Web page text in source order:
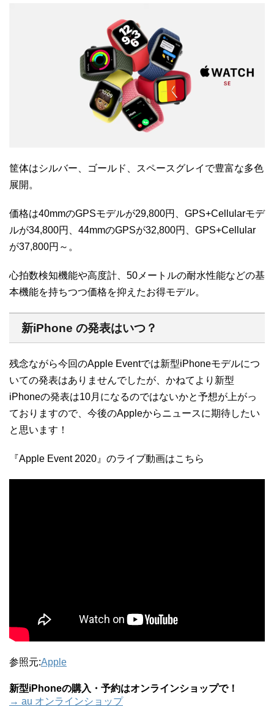
筐体はシルバー、ゴールド、スペースグレイで豊富な多色
展開。
価格は40mmのGPSモデルが29,800円、GPS+Cellularモデ
ルが34,800円、44mmのGPSが32,800円、GPS+Cellular
が37,800円～。
心拍数検知機能や高度計、50メートルの耐水性能などの基
本機能を持ちつつ価格を抑えたお得モデル。
新iPhone の発表はいつ？
残念ながら今回のApple Eventでは新型iPhoneモデルにつ
いての発表はありませんでしたが、かねてより新型
iPhoneの発表は10月になるのではないかと予想が上がっ
ておりますので、今後のAppleからニュースに期待したい
と思います！
『Apple Event 2020』のライブ動画はこちら
参照元:Apple
新型iPhoneの購入・予約はオンラインショップで！
→ au オンラインショップ